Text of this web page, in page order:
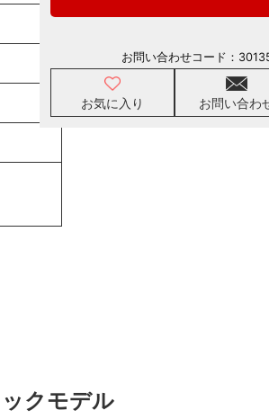
お気に入り お問い合わ
お問い合わせコード：
クモデル